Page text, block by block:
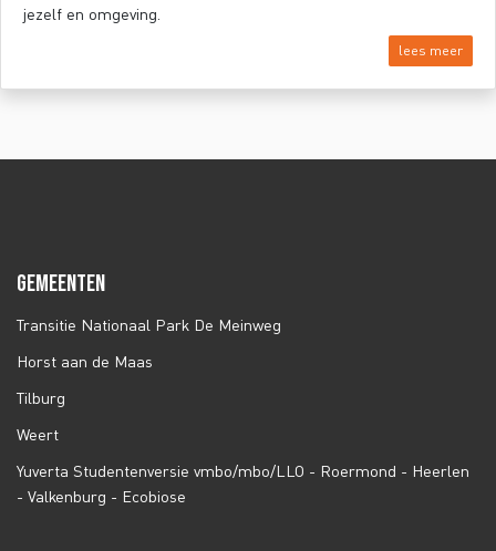
jezelf en omgeving.
lees meer
GEMEENTEN
Transitie Nationaal Park De Meinweg
Horst aan de Maas
Tilburg
Weert
Yuverta Studentenversie vmbo/mbo/LLO - Roermond - Heerlen
- Valkenburg - Ecobiose